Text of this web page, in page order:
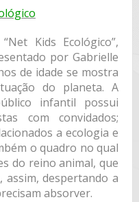
Kids Ecológico”,
por Gabrielle
de idade se mostra
do planeta. A
infantil possui
com convidados;
a ecologia e
o quadro no qual
do reino animal, que
despertando a
absorver.